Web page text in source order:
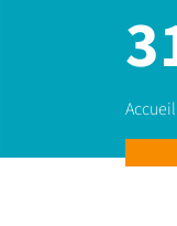
Accueil